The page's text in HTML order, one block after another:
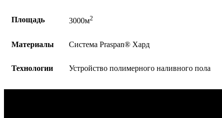
Площадь 3000м2
Материалы Система Praspan®️ Хард
Технологии Устройство полимерного наливного пола